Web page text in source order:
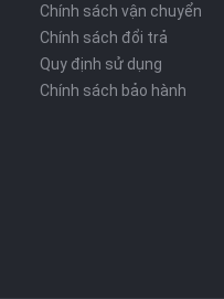
Chính sách vận chuyển
Chính sách đổi trả
Quy định sử dụng
Chính sách bảo hành